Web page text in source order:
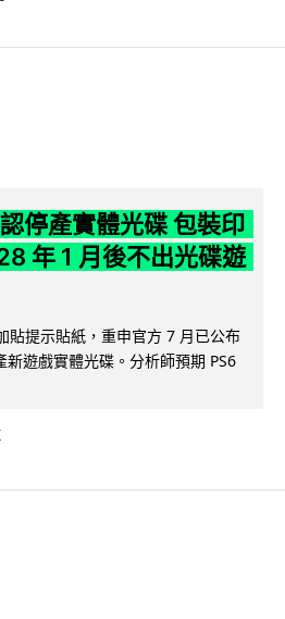
停產實體光碟 包裝印
年 1 月後不出光碟遊
貼提示貼紙，重申官方 7 月已公布
遊戲實體光碟。分析師預期 PS6